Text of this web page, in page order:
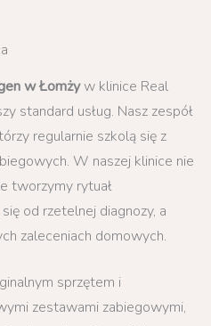
w Łomżyw klinice Real
standard usług. Nasz zespół
regularnie szkolą się z
W naszej klinice nie
tworzymy rytuał
od rzetelnej diagnozy, a
zaleceniach domowych.
sprzętem i
zestawami zabiegowymi,